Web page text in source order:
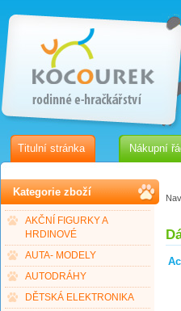
Titulní stránka Nákupní
Kategorie zboží
AKČNÍ FIGURKY A
HRDINOVÉ
AUTA- MODELY
AUTODRÁHY
DĚTSKÁ ELEKTRONIKA